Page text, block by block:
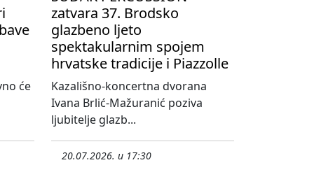
će
zatvara 37. Brodsko
glazbeno ljeto
spektakularnim spojem
hrvatske tradicije i Piazzolle
Kazališno-koncertna dvorana
Ivana Brlić-Mažuranić poziva
ljubitelje glazb...
20.07.2026. u 17:30